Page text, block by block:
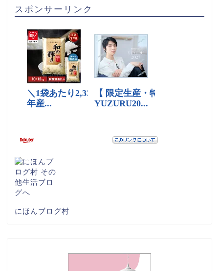
スポンサーリンク
にほんブログ村